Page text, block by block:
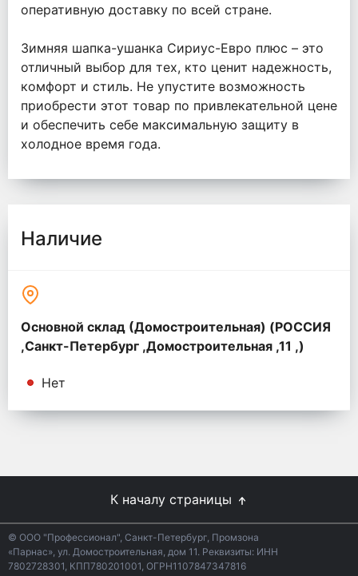
оперативную доставку по всей стране.
Зимняя шапка-ушанка Сириус-Евро плюс – это
отличный выбор для тех, кто ценит надежность,
комфорт и стиль. Не упустите возможность
приобрести этот товар по привлекательной цене
и обеспечить себе максимальную защиту в
холодное время года.
Наличие
Основной склад (Домостроительная) (РОССИЯ
,Санкт-Петербург ,Домостроительная ,11 ,)
Нет
К началу страницы
© ООО "Профессионал", Санкт-Петербург, Промзона
«Парнас», ул. Домостроительная, дом 11. Реквизиты: ИНН
7802728301, КПП780201001, ОГРН1107847347816